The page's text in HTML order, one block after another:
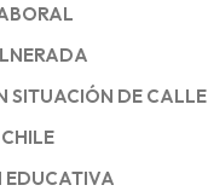
SITUACIÓN DE CALLE
EDUCATIVA